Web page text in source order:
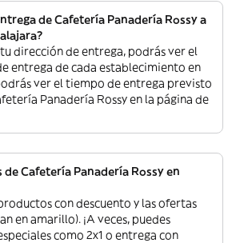
de Cafetería Panadería Rossy a
dirección de entrega, podrás ver el
entrega de cada establecimiento en
ver el tiempo de entrega previsto
Panadería Rossy en la página de
Cafetería Panadería Rossy en
con descuento y las ofertas
en amarillo). ¡A veces, puedes
como 2x1 o entrega con